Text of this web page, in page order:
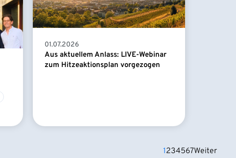
01.07.2026
Aus aktuellem Anlass: LIVE-Webinar
zum Hitzeaktionsplan vorgezogen
1234567Weiter